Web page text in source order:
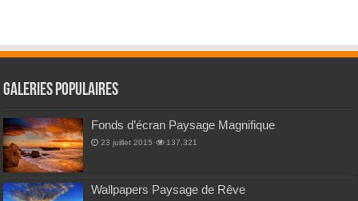
Galeries Populaires
Fonds d’écran Paysage Magnifique
23 juillet 2015 137,321
Wallpapers Paysage de Rêve